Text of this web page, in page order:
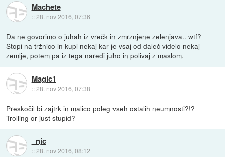
Machete
::28. nov 2016, 07:36
Da ne govorimo o juhah iz vrečk in zmrznjene zelenjava.. wtf?
Stopi na tržnico in kupi nekaj kar je vsaj od daleč videlo nekaj
zemlje, potem pa iz tega naredi juho in polivaj z maslom.
Magic1
::28. nov 2016, 07:38
Preskočil bi zajtrk in malico poleg vseh ostalih neumnosti?!?
Trolling or just stupid?
_njc
::28. nov 2016, 08:12